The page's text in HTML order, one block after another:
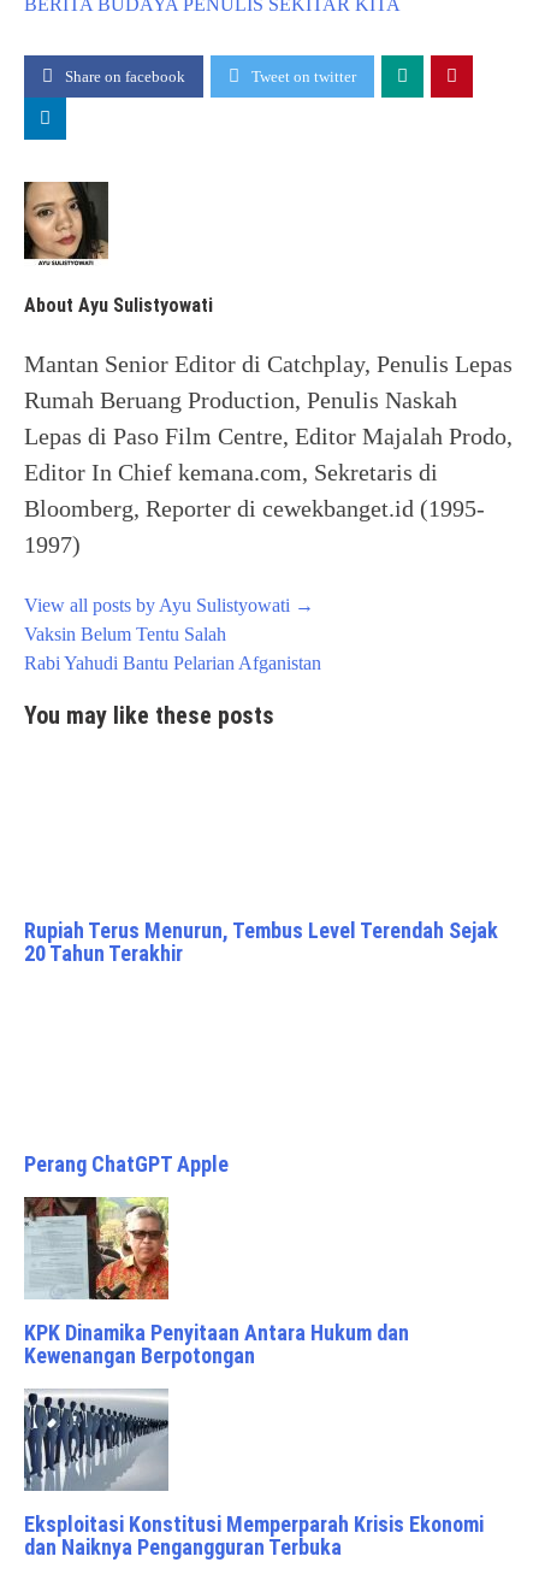
Share on facebook Tweet on twitter
About Ayu Sulistyowati
Mantan Senior Editor di Catchplay, Penulis Lepas
Rumah Beruang Production, Penulis Naskah
Lepas di Paso Film Centre, Editor Majalah Prodo,
Editor In Chief kemana.com, Sekretaris di
Bloomberg, Reporter di cewekbanget.id (1995-
1997)
View all posts by Ayu Sulistyowati →
Post
navigation
Vaksin Belum Tentu Salah
Rabi Yahudi Bantu Pelarian Afganistan
You may like these posts
Rupiah Terus Menurun, Tembus Level Terendah Sejak
20 Tahun Terakhir
Perang ChatGPT Apple
KPK Dinamika Penyitaan Antara Hukum dan
Kewenangan Berpotongan
Eksploitasi Konstitusi Memperparah Krisis Ekonomi
dan Naiknya Pengangguran Terbuka